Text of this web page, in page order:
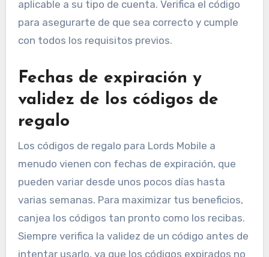
aplicable a su tipo de cuenta. Verifica el código
para asegurarte de que sea correcto y cumple
con todos los requisitos previos.
Fechas de expiración y
validez de los códigos de
regalo
Los códigos de regalo para Lords Mobile a
menudo vienen con fechas de expiración, que
pueden variar desde unos pocos días hasta
varias semanas. Para maximizar tus beneficios,
canjea los códigos tan pronto como los recibas.
Siempre verifica la validez de un código antes de
intentar usarlo, ya que los códigos expirados no